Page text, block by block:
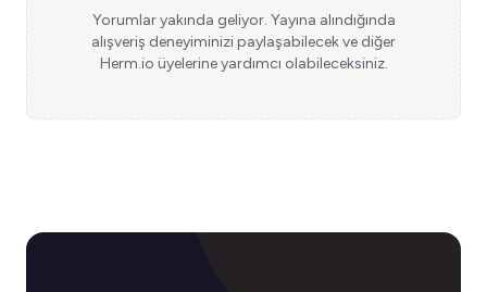
Yorumlar yakında geliyor. Yayına alındığında
alışveriş deneyiminizi paylaşabilecek ve diğer
Herm.io üyelerine yardımcı olabileceksiniz.